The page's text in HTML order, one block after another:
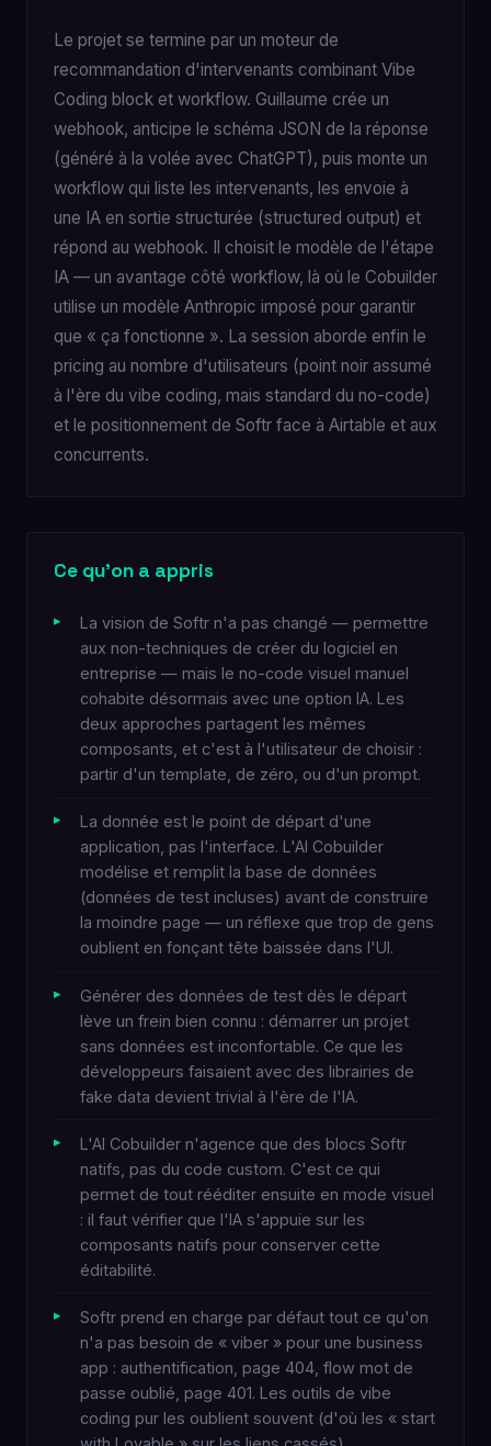
Le projet se termine par un moteur de
recommandation d'intervenants combinant Vibe
Coding block et workflow. Guillaume crée un
webhook, anticipe le schéma JSON de la réponse
(généré à la volée avec ChatGPT), puis monte un
workflow qui liste les intervenants, les envoie à
une IA en sortie structurée (structured output) et
répond au webhook. Il choisit le modèle de l'étape
IA — un avantage côté workflow, là où le Cobuilder
utilise un modèle Anthropic imposé pour garantir
que « ça fonctionne ». La session aborde enfin le
pricing au nombre d'utilisateurs (point noir assumé
à l'ère du vibe coding, mais standard du no-code)
et le positionnement de Softr face à Airtable et aux
concurrents.
Ce qu'on a appris
La vision de Softr n'a pas changé — permettre
aux non-techniques de créer du logiciel en
entreprise — mais le no-code visuel manuel
cohabite désormais avec une option IA. Les
deux approches partagent les mêmes
composants, et c'est à l'utilisateur de choisir :
partir d'un template, de zéro, ou d'un prompt.
La donnée est le point de départ d'une
application, pas l'interface. L'AI Cobuilder
modélise et remplit la base de données
(données de test incluses) avant de construire
la moindre page — un réflexe que trop de gens
oublient en fonçant tête baissée dans l'UI.
Générer des données de test dès le départ
lève un frein bien connu : démarrer un projet
sans données est inconfortable. Ce que les
développeurs faisaient avec des librairies de
fake data devient trivial à l'ère de l'IA.
L'AI Cobuilder n'agence que des blocs Softr
natifs, pas du code custom. C'est ce qui
permet de tout rééditer ensuite en mode visuel
: il faut vérifier que l'IA s'appuie sur les
composants natifs pour conserver cette
éditabilité.
Softr prend en charge par défaut tout ce qu'on
n'a pas besoin de « viber » pour une business
app : authentification, page 404, flow mot de
passe oublié, page 401. Les outils de vibe
coding pur les oublient souvent (d'où les « start